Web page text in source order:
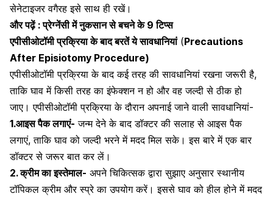
सेनेटाइजरवगैरह इसे साथ ही रखें।
और पढ़ें :प्रेग्नेंसी में नुकसान से बचने के 9 टिप्स
एपीसीओटॉमी प्रक्रिया के बाद बरतें ये सावधानियां(Precautions
After Episiotomy Procedure)
एपीसीओटॉमी प्रक्रिया के बाद कई तरह की सावधानियां रखना जरूरी है,
ताकि घाव में किसी तरह का इंफेक्शन न हो और वह जल्दी से ठीक हो
जाए। एपीसीओटॉमी प्रक्रिया के दौरान अपनाई जाने वाली सावधानियां-
1.आइस पैक लगाएं- जन्म देने के बाद डॉक्टर की सलाह से आइस पैक
लगाएं, ताकि घाव को जल्दी भरने में मदद मिल सके। इस बारे में एक बार
डॉक्टर से जरूर बात कर लें।
2. क्रीम का इस्तेमाल- अपने चिकित्सक द्वारा सुझाए अनुसार स्थानीय
टॉपिकल क्रीम और स्प्रे का उपयोग करें। इससे घाव को हील होने में मदद